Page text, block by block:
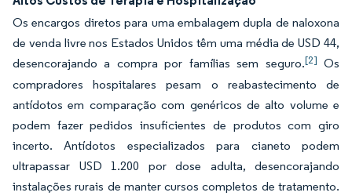
Os encargos diretos para uma embalagem dupla de naloxona
de venda livre nos Estados Unidos têm uma média de USD 44,
desencorajando a compra por famílias sem seguro.[2] Os
compradores hospitalares pesam o reabastecimento de
antídotos em comparação com genéricos de alto volume e
podem fazer pedidos insuficientes de produtos com giro
incerto. Antídotos especializados para cianeto podem
ultrapassar USD 1.200 por dose adulta, desencorajando
instalações rurais de manter cursos completos de tratamento.